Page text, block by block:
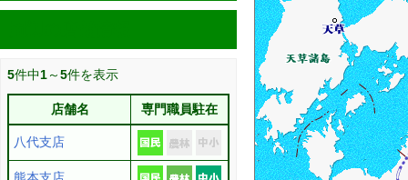
5件中1～5件を表示
店舗名 専門職員駐在
八代支店